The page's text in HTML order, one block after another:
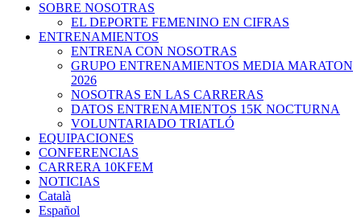
SOBRE NOSOTRAS
EL DEPORTE FEMENINO EN CIFRAS
ENTRENAMIENTOS
ENTRENA CON NOSOTRAS
GRUPO ENTRENAMIENTOS MEDIA MARATON
2026
NOSOTRAS EN LAS CARRERAS
DATOS ENTRENAMIENTOS 15K NOCTURNA
VOLUNTARIADO TRIATLÓ
EQUIPACIONES
CONFERENCIAS
CARRERA 10KFEM
NOTICIAS
Català
Español